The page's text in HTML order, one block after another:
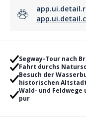
Segway-Tour nach
Fahrt durchs
Besuch der
historischen Altstadt
Wald- und
pur